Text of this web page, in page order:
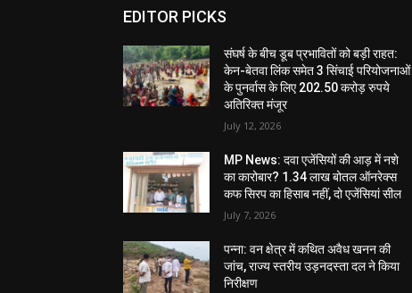
EDITOR PICKS
संघर्ष के बीच डूब प्रभावितों को बड़ी राहत:
केन-बेतवा लिंक समेत 3 सिंचाई परियोजनाओं
के पुनर्वास के लिए 202.50 करोड़ रुपये
अतिरिक्त मंजूर
July 12, 2026
MP News: दवा एजेंसियों की आड़ में नशे
का कारोबार? 1.34 लाख बोतल ऑनरेक्स
कफ सिरप का हिसाब नहीं, दो एजेंसियां सील
July 7, 2026
पन्ना: वन क्षेत्र में कथित अवैध खनन की
जांच, राज्य स्तरीय उड़नदस्ता दल ने किया
निरीक्षण